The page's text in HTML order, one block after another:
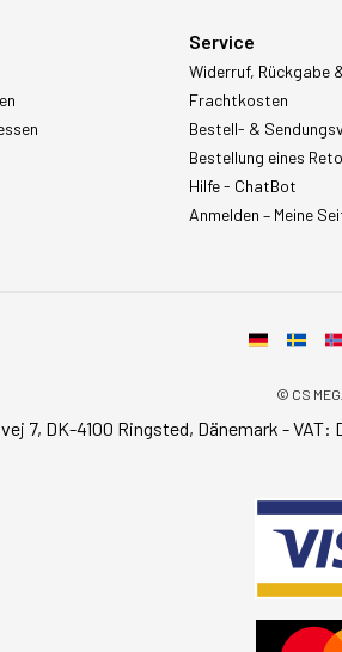
Service
Widerruf, Rückgabe
Frachtkosten
Bestell- &
Bestellung eines
Hilfe - ChatBot
Anmelden – Meine
© CS
7, DK-4100 Ringsted, Dänemark - VAT: